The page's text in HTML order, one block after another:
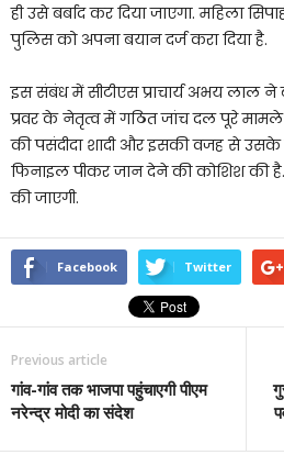
ही उसे बर्बाद कर दिया जाएगा. महिला
पुलिस को अपना बयान दर्ज करा दिया है.
इस संबंध में सीटीएस प्राचार्य अभय लाल ने
प्रवर के नेतृत्व में गठित जांच दल पूरे मामले
की पसंदीदा शादी और इसकी वजह से
फिनाइल पीकर जान देने की कोशिश की है.
की जाएगी.
Facebook Twitter
Previous article
गांव-गांव तक भाजपा पहुंचाएगी पीएम
नरेन्द्र मोदी का संदेश